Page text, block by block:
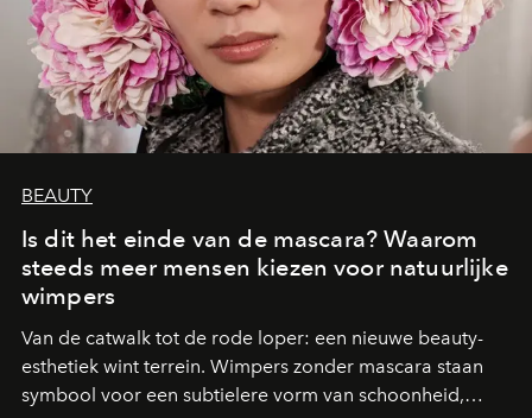
BEAUTY
Is dit het einde van de mascara? Waarom
steeds meer mensen kiezen voor natuurlijke
wimpers
Van de catwalk tot de rode loper: een nieuwe beauty-
esthetiek wint terrein. Wimpers zonder mascara staan
symbool voor een subtielere vorm van schoonheid,